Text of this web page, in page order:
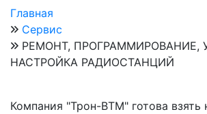
Главная
Сервис
РЕМОНТ, ПРОГРАММИРОВАНИЕ,
НАСТРОЙКА РАДИОСТАНЦИЙ
Компания "Трон-ВТМ" готова взять